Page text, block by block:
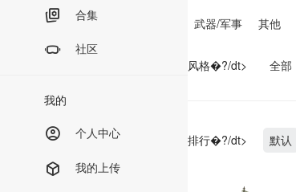
合集
社区
我的
个人中心
我的上传
武器/军事 其他
风格�?/dt> 全部
排行�?/dt> 默认